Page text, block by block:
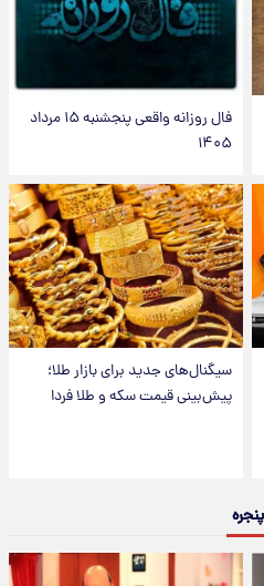
فال روزانه واقعی پنجشنبه ۱۵ مرداد
۱۴۰۵
سیگنال‌های جدید برای بازار طلا؛
پیش‌بینی قیمت سکه و طلا فردا
پنجره